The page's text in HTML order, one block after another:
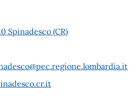
Spinadesco (CR)